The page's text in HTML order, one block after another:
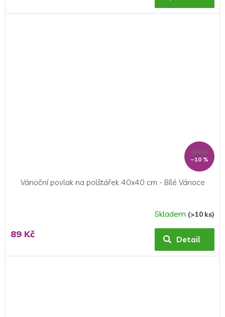
99 Kč
–10 %
Vánoční povlak na polštářek 40x40 cm - Bílé Vánoce
Skladem (>10 ks)
89 Kč Detail